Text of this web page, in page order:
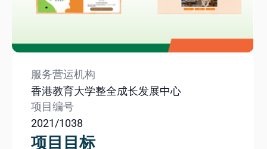
服务营运机构
香港教育大学整全成长发展中心
项目编号
2021/1038
项目目标